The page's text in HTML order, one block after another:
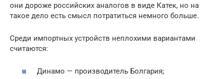
они дороже российских аналогов в виде Катек, но на
такое дело есть смысл потратиться немного больше.
Среди импортных устройств неплохими вариантами
считаются:
Динамо — производитель Болгария;